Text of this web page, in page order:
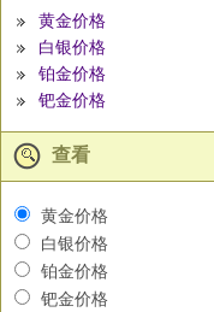
黄金价格
白银价格
铂金价格
钯金价格
查看
黄金价格
白银价格
铂金价格
钯金价格